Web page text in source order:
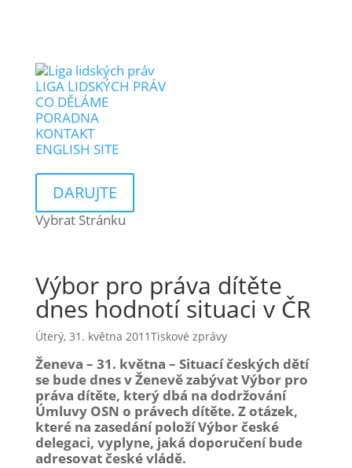
LIGA LIDSKÝCH PRÁV
CO DĚLÁME
PORADNA
KONTAKT
ENGLISH SITE
DARUJTE
Vybrat Stránku
Výbor pro práva dítěte
dnes hodnotí situaci v ČR
Úterý, 31. května 2011Tiskové zprávy
Ženeva – 31. května – Situací českých dětí
se bude dnes v Ženevě zabývat Výbor pro
práva dítěte, který dbá na dodržování
Úmluvy OSN o právech dítěte. Z otázek,
které na zasedání položí Výbor české
delegaci, vyplyne, jaká doporučení bude
adresovat české vládě.